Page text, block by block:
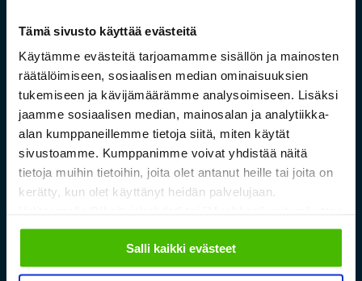
Tämä sivusto käyttää evästeitä
Käytämme evästeitä tarjoamamme sisällön ja mainosten
räätälöimiseen, sosiaalisen median ominaisuuksien
tukemiseen ja kävijämäärämme analysoimiseen. Lisäksi
jaamme sosiaalisen median, mainosalan ja analytiikka-
alan kumppaneillemme tietoja siitä, miten käytät
sivustoamme. Kumppanimme voivat yhdistää näitä
tietoja muihin tietoihin, joita olet antanut heille tai joita on
kerätty, kun olet käyttänyt heidän palvelujaan.
sallimiisi evästeisiin.
Salli kaikki evästeet